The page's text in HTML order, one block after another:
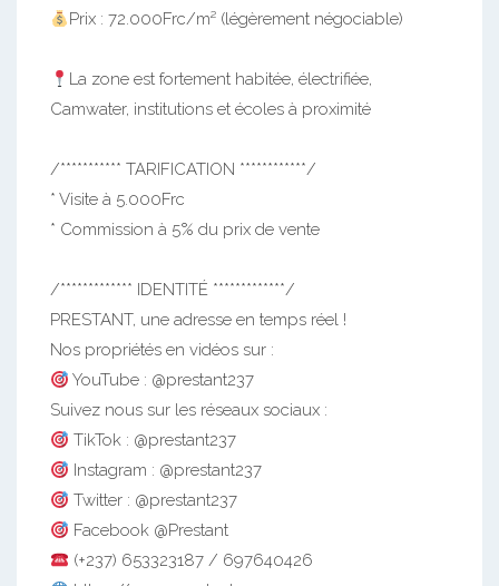
Prix : 72.000Frc/m² (légèrement négociable)
La zone est fortement habitée, électrifiée,
Camwater, institutions et écoles à proximité
/*********** TARIFICATION ************/
* Visite à 5.000Frc
* Commission à 5% du prix de vente
/************* IDENTITÉ *************/
PRESTANT, une adresse en temps réel !
Nos propriétés en vidéos sur :
YouTube : @prestant237
Suivez nous sur les réseaux sociaux :
TikTok : @prestant237
Instagram : @prestant237
Twitter : @prestant237
Facebook @Prestant
(+237) 653323187 / 697640426